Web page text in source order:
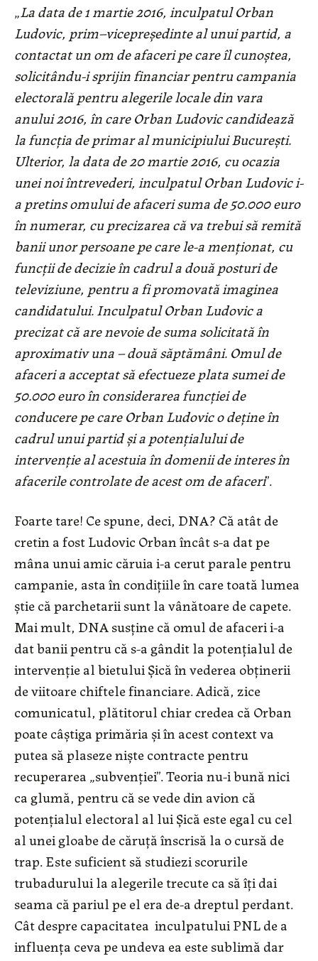
„La data de 1 martie 2016, inculpatul Orban
Ludovic, prim–vicepreședinte al unui partid, a
contactat un om de afaceri pe care îl cunoștea,
solicitându-i sprijin financiar pentru campania
electorală pentru alegerile locale din vara
anului 2016, în care Orban Ludovic candidează
la funcția de primar al municipiului București.
Ulterior, la data de 20 martie 2016, cu ocazia
unei noi întrevederi, inculpatul Orban Ludovic i-
a pretins omului de afaceri suma de 50.000 euro
în numerar, cu precizarea că va trebui să remită
banii unor persoane pe care le-a menționat, cu
funcții de decizie în cadrul a două posturi de
televiziune, pentru a fi promovată imaginea
candidatului. Inculpatul Orban Ludovic a
precizat că are nevoie de suma solicitată în
aproximativ una – două săptămâni. Omul de
afaceri a acceptat să efectueze plata sumei de
50.000 euro în considerarea funcției de
conducere pe care Orban Ludovic o deține în
cadrul unui partid şi a potențialului de
intervenție al acestuia în domenii de interes în
afacerile controlate de acest om de afaceri”.
Foarte tare! Ce spune, deci, DNA? Că atât de
cretin a fost Ludovic Orban încât s-a dat pe
mâna unui amic căruia i-a cerut parale pentru
campanie, asta în condițiile în care toată lumea
știe că parchetarii sunt la vânătoare de capete.
Mai mult, DNA susține că omul de afaceri i-a
dat banii pentru că s-a gândit la potențialul de
intervenție al bietului Șică în vederea obținerii
de viitoare chiftele financiare. Adică, zice
comunicatul, plătitorul chiar credea că Orban
poate câștiga primăria și în acest context va
putea să plaseze niște contracte pentru
recuperarea „subvenției”. Teoria nu-i bună nici
ca glumă, pentru că se vede din avion că
potențialul electoral al lui Șică este egal cu cel
al unei gloabe de căruță înscrisă la o cursă de
trap. Este suficient să studiezi scorurile
trubadurului la alegerile trecute ca să îți dai
seama că pariul pe el era de-a dreptul perdant.
Cât despre capacitatea inculpatului PNL de a
influența ceva pe undeva ea este sublimă dar